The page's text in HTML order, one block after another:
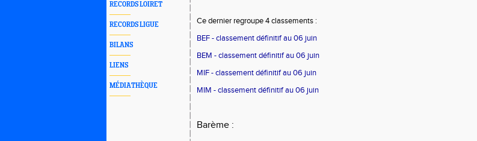
RECORDS LOIRET
RECORDS LIGUE
BILANS
LIENS
MÉDIATHÈQUE
Ce dernier regroupe 4 classements :
BEF - classement définitif au 06 juin
BEM - classement définitif au 06 juin
MIF - classement définitif au 06 juin
MIM - classement définitif au 06 juin
Barème :